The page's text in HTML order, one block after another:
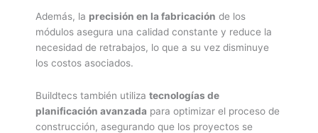
Además, la precisión en la fabricación de los
módulos asegura una calidad constante y reduce la
necesidad de retrabajos, lo que a su vez disminuye
los costos asociados.
Buildtecs también utiliza tecnologías de
planificación avanzada para optimizar el proceso de
construcción, asegurando que los proyectos se